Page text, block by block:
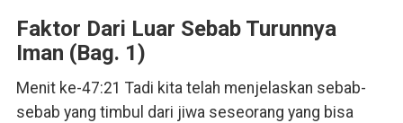
Faktor Dari Luar Sebab Turunnya
Iman (Bag. 1)
Menit ke-47:21 Tadi kita telah menjelaskan sebab-
sebab yang timbul dari jiwa seseorang yang bisa